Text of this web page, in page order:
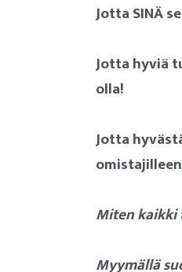
Jotta SINÄ
Jotta hyviä
olla!
Jotta
Miten kaikki
Myymällä